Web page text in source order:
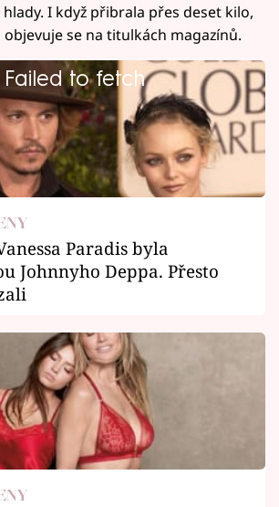
I když přibrala přes deset kilo,
objevuje se na titulkách magazínů.
Failed to fetch
Paradis byla
Johnnyho Deppa. Přesto